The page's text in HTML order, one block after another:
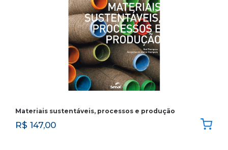
Materiais sustentáveis, processos e produção
R$ 147,00